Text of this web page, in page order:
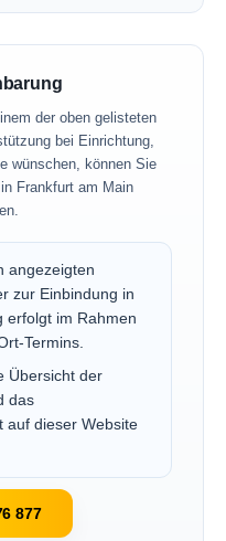
der oben gelisteten
bei Einrichtung,
wünschen, können Sie
Frankfurt am Main
angezeigten
zur Einbindung in
erfolgt im Rahmen
Termins.
Übersicht der
das
auf dieser Website
877